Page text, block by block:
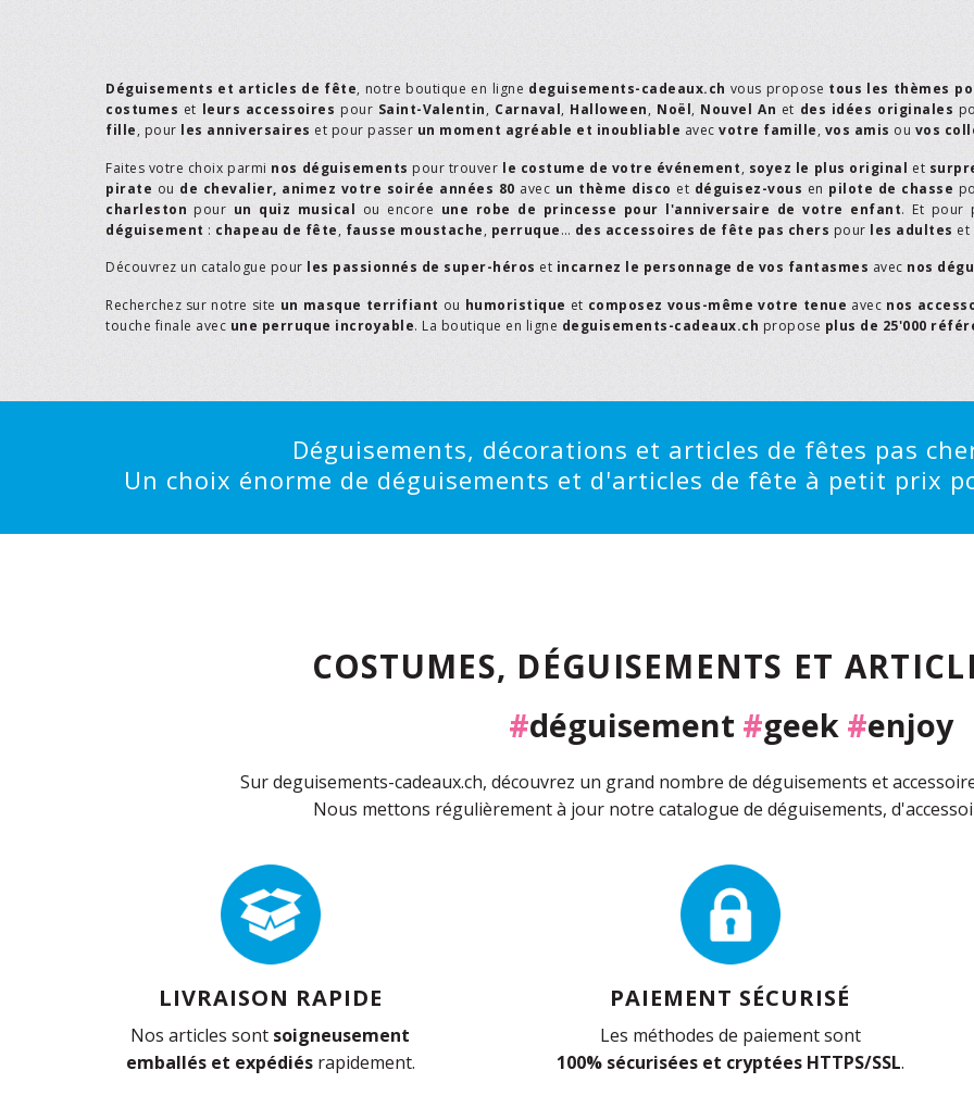
Déguisements et articles de fête, notre boutique en ligne deguisements-cadeaux.ch vous propose tous les thèmes
costumes et leurs accessoires pour Saint-Valentin, Carnaval, Halloween, Noël, Nouvel An et des idées originales
fille, pour les anniversaires et pour passer un moment agréable et inoubliable avec votre famille, vos amis ou vos
Faites votre choix parmi nos déguisements pour trouver le costume de votre événement, soyez le plus original et
pirate ou de chevalier, animez votre soirée années 80 avec un thème disco et déguisez-vous en pilote de chasse
charleston pour un quiz musical ou encore une robe de princesse pour l'anniversaire de votre enfant. Et pour
déguisement : chapeau de fête, fausse moustache, perruque… des accessoires de fête pas chers pour les adultes et
Découvrez un catalogue pour les passionnés de super-héros et incarnez le personnage de vos fantasmes avec nos
Recherchez sur notre site un masque terrifiant ou humoristique et composez vous-même votre tenue avec nos
touche finale avec une perruque incroyable. La boutique en ligne deguisements-cadeaux.ch propose plus de 25'000
Déguisements, décorations et articles de fêtes pas
Un choix énorme de déguisements et d'articles de fête à petit prix
COSTUMES, DÉGUISEMENTS ET
#déguisement #geek #enjoy
Sur deguisements-cadeaux.ch, découvrez un grand nombre de déguisements et
Nous mettons régulièrement à jour notre catalogue de déguisements,
LIVRAISON RAPIDE
Nos articles sont soigneusement
emballés et expédiésrapidement.
PAIEMENT SÉCURISÉ
Les méthodes de paiement sont
100% sécurisées et cryptées HTTPS/SSL.